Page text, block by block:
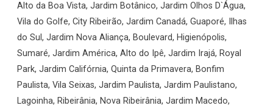
Alto da Boa Vista, Jardim Botânico, Jardim Olhos D`Água,
Vila do Golfe, City Ribeirão, Jardim Canadá, Guaporé, Ilhas
do Sul, Jardim Nova Aliança, Boulevard, Higienópolis,
Sumaré, Jardim América, Alto do Ipê, Jardim Irajá, Royal
Park, Jardim Califórnia, Quinta da Primavera, Bonfim
Paulista, Vila Seixas, Jardim Paulista, Jardim Paulistano,
Lagoinha, Ribeirânia, Nova Ribeirânia, Jardim Macedo,